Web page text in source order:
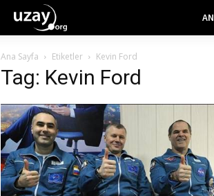
Ana Sayfa Etiketler Kevin Ford
Tag: Kevin Ford